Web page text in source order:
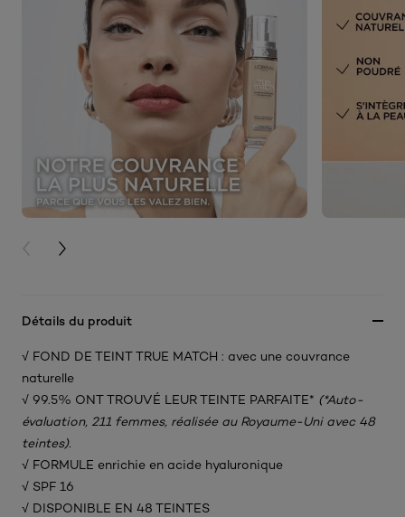
PREVIOUS CARD
NEXT CARD
Détails du produit
√ FOND DE TEINT TRUE MATCH : avec une couvrance
naturelle​
√ 99.5% ONT TROUVÉ LEUR TEINTE PARFAITE* (*Auto-
évaluation, 211 femmes, réalisée au Royaume-Uni avec 48
teintes).
√ FORMULE enrichie en acide hyaluronique​
√ SPF 16
√ DISPONIBLE EN 48 TEINTES​